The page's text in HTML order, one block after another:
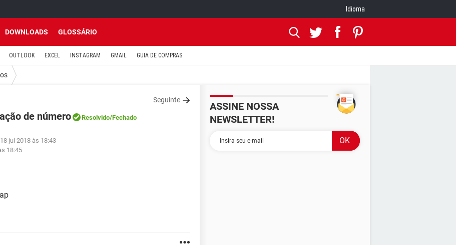
Idioma
DOWNLOADS GLOSSÁRIO
OUTLOOK EXCEL INSTAGRAM GMAIL GUIA DE COMPRAS
Seguinte
de número Resolvido/Fechado
jul 2018 às 18:43
18:45
ASSINE NOSSA
NEWSLETTER!